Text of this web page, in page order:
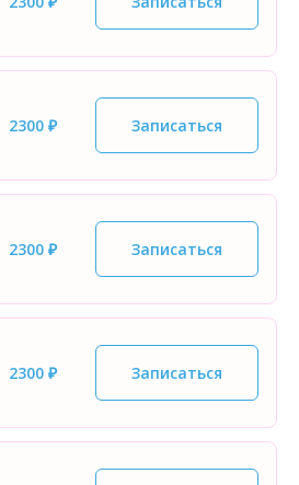
2300 ₽ Записаться
2300 ₽ Записаться
2300 ₽ Записаться